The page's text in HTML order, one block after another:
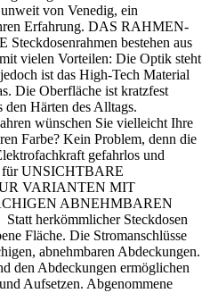
von Venedig, ein
Erfahrung. DAS RAHMEN-
bestehen aus
vielen Vorteilen: Die Optik steht
ist das High-Tech Material
Die Oberfläche ist kratzfest
den Härten des Alltags.
wünschen Sie vielleicht Ihre
Farbe? Kein Problem, denn die
gefahrlos und
für UNSICHTBARE
VARIANTEN MIT
ABNEHMBAREN
herkömmlicher Steckdosen
Fläche. Die Stromanschlüsse
abnehmbaren Abdeckungen.
den Abdeckungen ermöglichen
Aufsetzen. Abgenommene